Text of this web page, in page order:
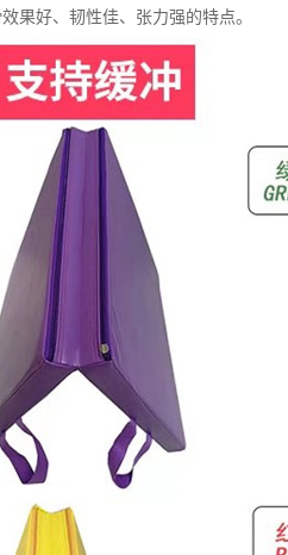
果好、韧性佳、张力强的特点。